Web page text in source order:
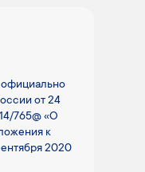
официально
от 24
765@ «О
к
2020